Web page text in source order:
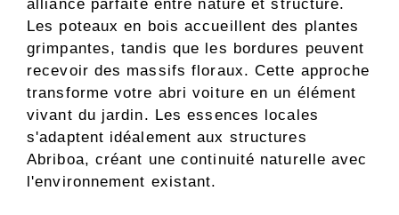
alliance parfaite entre nature et structure.
Les poteaux en bois accueillent des plantes
grimpantes, tandis que les bordures peuvent
recevoir des massifs floraux. Cette approche
transforme votre abri voiture en un élément
vivant du jardin. Les essences locales
s'adaptent idéalement aux structures
Abriboa, créant une continuité naturelle avec
l'environnement existant.